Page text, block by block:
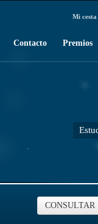
Mi cesta
Contacto Premios
CONSULTAR